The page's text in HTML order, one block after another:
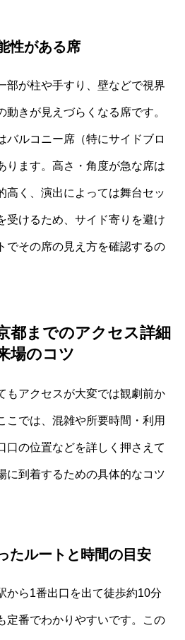
性がある席
部が柱や手すり、壁などで視界
動きが見えづらくなる席です。
バルコニー席（特にサイドブロ
ります。高さ・角度が急な席は
高く、演出によっては舞台セッ
受けるため、サイド寄りを避け
でその席の見え方を確認するの
都までのアクセス詳細
場のコツ
もアクセスが大変では観劇前か
こでは、混雑や所要時間・利用
口の位置などを詳しく押さえて
に到着するための具体的なコツ
たルートと時間の目安
から1番出口を出て徒歩約10分
定番でわかりやすいです。この